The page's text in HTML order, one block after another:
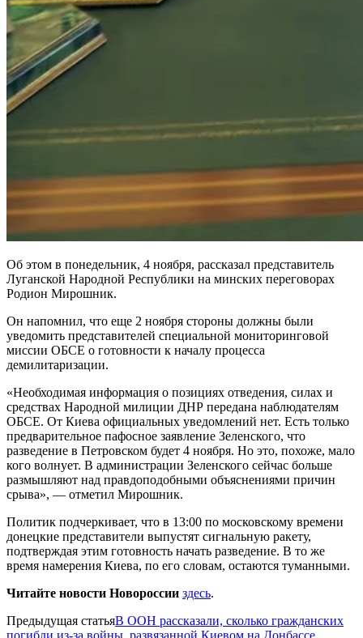
Об этом в понедельник, 4 ноября, рассказал представитель
Луганской Народной Республики на минских переговорах
Родион Мирошник.
Он напомнил, что еще 2 ноября стороны должны были
уведомить представителей специальной мониторинговой
миссии ОБСЕ о готовности к началу процесса
демилитаризации.
«Необходимая информация о позициях отведения, силах и
средствах Народной милиции ДНР передана наблюдателям
ОБСЕ. От Киева официальных уведомлений нет. Есть только
предварительное пафосное заявление Зеленского, что
разведение в Петровском будет 4 ноября. Но это, похоже, мало
кого волнует. В администрации Зеленского сейчас больше
размышляют над правдоподобными объяснениями причин
срыва», — отметил Мирошник.
Политик подчеркивает, что в 13:00 по московскому времени
донецкие представители выпустят сигнальную ракету,
подтверждая этим готовность начать разведение. В то же
время намерения Киева, по его словам, остаются туманными.
Читайте новости Новороссии здесь.
Предыдущая статьяВ ООН рассказали, сколько гражданских
погибли из-за войны, развязанной Киевом на Донбассе